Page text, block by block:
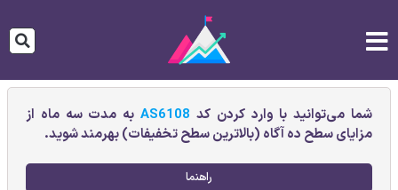
شما می‌توانید با وارد کردن کد AS6108به مدت سه ماه از
مزایای سطح ده آگاه (بالاترین سطح تخفیفات) بهرمند شوید.
راهنما